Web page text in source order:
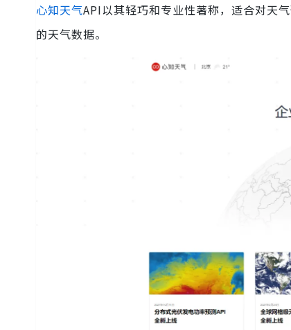
心知天气API以其轻巧和专业性著称，适合对天
的天气数据。